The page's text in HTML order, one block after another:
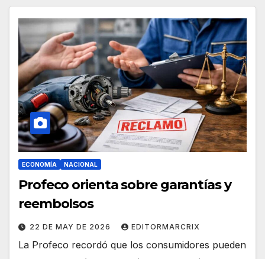
ECONOMÍA NACIONAL
Profeco orienta sobre garantías y
reembolsos
22 DE MAY DE 2026 EDITORMARCRIX
La Profeco recordó que los consumidores pueden